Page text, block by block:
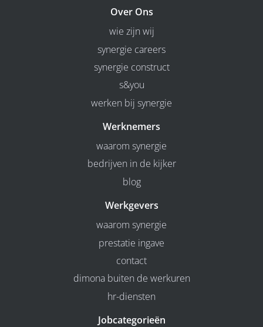
Over Ons
wie zijn wij
synergie careers
synergie construct
s&you
werken bij synergie
Werknemers
waarom synergie
bedrijven in de kijker
blog
Werkgevers
waarom synergie
prestatie ingave
contact
dimona buiten de werkuren
hr-diensten
Jobcategorieën